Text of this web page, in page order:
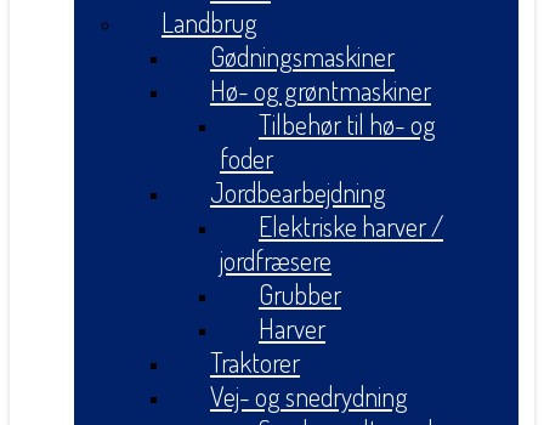
Landbrug
Gødningsmaskiner
Hø- og grøntmaskiner
Tilbehør til hø- og
foder
Jordbearbejdning
Elektriske harver /
jordfræsere
Grubber
Harver
Traktorer
Vej- og snedrydning